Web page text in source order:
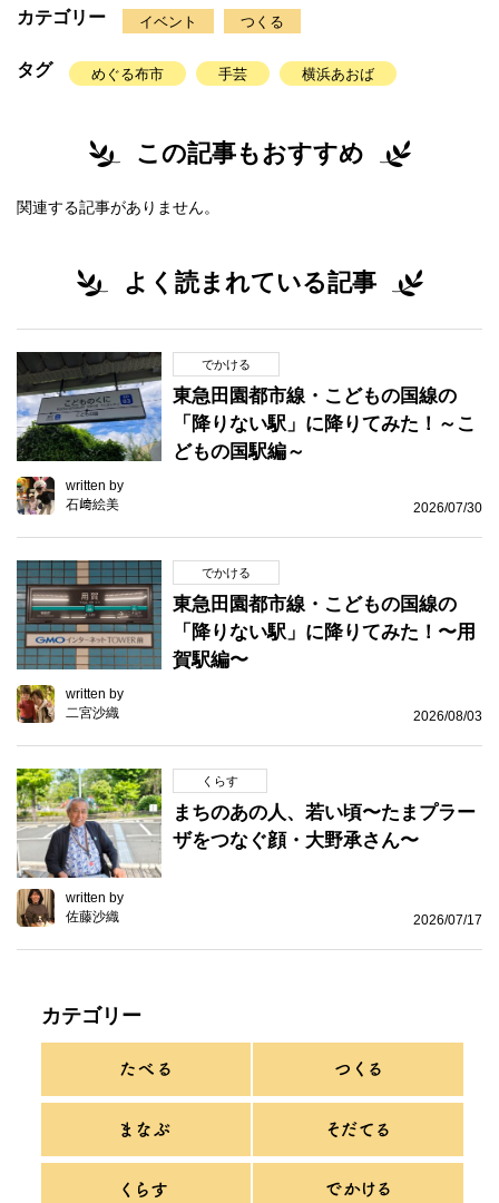
カテゴリー イベント つくる
タグ めぐる布市 手芸 横浜あおば
この記事もおすすめ
関連する記事がありません。
よく読まれている記事
でかける
東急田園都市線・こどもの国線の
「降りない駅」に降りてみた！～こ
どもの国駅編～
written by
石﨑絵美
2026/07/30
でかける
東急田園都市線・こどもの国線の
「降りない駅」に降りてみた！〜用
賀駅編〜
written by
二宮沙織
2026/08/03
くらす
まちのあの人、若い頃〜たまプラー
ザをつなぐ顔・大野承さん〜
written by
佐藤沙織
2026/07/17
カテゴリー